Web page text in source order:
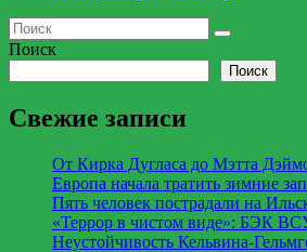
Поиск
Поиск
Свежие записи
От Кирка Дугласа до Мэтта
Европа начала тратить зимние
Пять человек пострадали на
«Террор в чистом виде»: БЭК
Неустойчивость Кельвина-